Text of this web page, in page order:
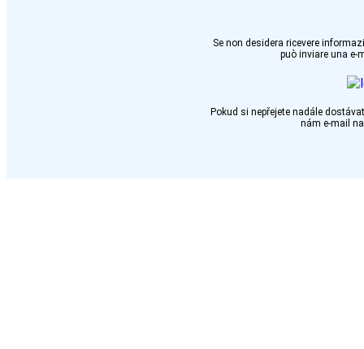
Se non desidera ricevere
può inviare una e-
Pokud si nepřejete nadále
nám e-mail